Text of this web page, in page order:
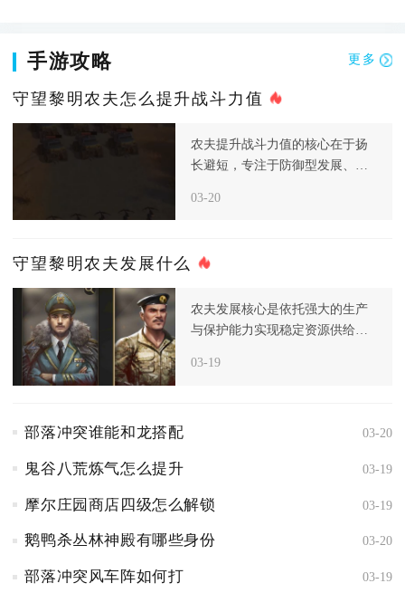
手游攻略 更多
守望黎明农夫怎么提升战斗力值
农夫提升战斗力值的核心在于扬
长避短，专注于防御型发展、资
从而构
03-20
守望黎明农夫发展什么
农夫发展核心是依托强大的生产
与保护能力实现稳定资源供给，
源和食
03-19
部落冲突谁能和龙搭配 03-20
鬼谷八荒炼气怎么提升 03-19
摩尔庄园商店四级怎么解锁 03-19
鹅鸭杀丛林神殿有哪些身份 03-20
部落冲突风车阵如何打 03-19